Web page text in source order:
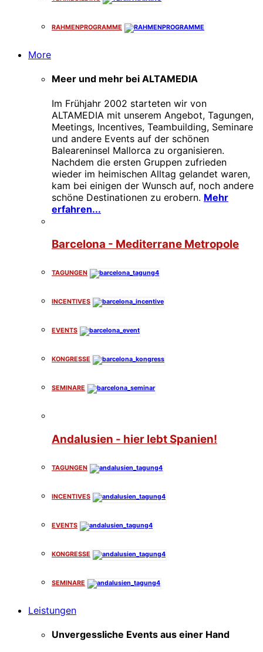
RAHMENPROGRAMME
More
Meer und mehr bei ALTAMEDIA
Im Frühjahr 2002 starteten wir von
ALTAMEDIA mit unserem Angebot, Tagungen,
Meetings, Incentives, Teambuilding, Seminare
und andere Events auf der schönen
Baleareninsel Mallorca zu organisieren.
Nachdem die ersten Gruppen zufrieden
wieder im heimischen Alltag gelandet waren,
kam bei einigen der Wunsch auf, noch andere
schöne Destinationen zu erobern. Mehr
erfahren...
Barcelona - Mediterrane Metropole
TAGUNGEN
INCENTIVES
EVENTS
KONGRESSE
SEMINARE
Andalusien - hier lebt Spanien!
TAGUNGEN
INCENTIVES
EVENTS
KONGRESSE
SEMINARE
Leistungen
Unvergessliche Events aus einer Hand